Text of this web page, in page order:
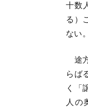
十数
る）
ない。
途
らば
く「
人の